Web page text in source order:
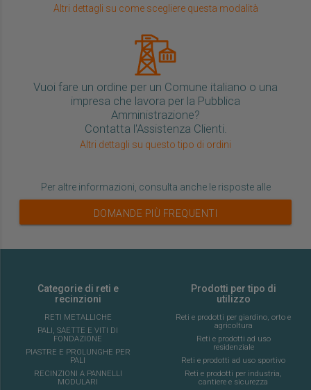
Altri dettagli su come scegliere questa modalità
Vuoi fare un ordine per un Comune italiano o una
impresa che lavora per la Pubblica
Amministrazione?
Contatta l'Assistenza Clienti.
Altri dettagli su questo tipo di ordini
Per altre informazioni, consulta anche le risposte alle
DOMANDE PIÙ FREQUENTI
Categorie di reti e
recinzioni
RETI METALLICHE
PALI, SAETTE E VITI DI
FONDAZIONE
PIASTRE E PROLUNGHE PER
PALI
RECINZIONI A PANNELLI
MODULARI
Prodotti per tipo di
utilizzo
Reti e prodotti per giardino, orto e
agricoltura
Reti e prodotti ad uso
residenziale
Reti e prodotti ad uso sportivo
Reti e prodotti per industria,
cantiere e sicurezza